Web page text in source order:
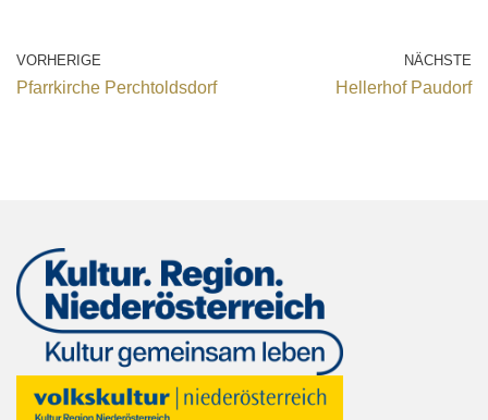
VORHERIGE
Pfarrkirche Perchtoldsdorf
NÄCHSTE
Hellerhof Paudorf